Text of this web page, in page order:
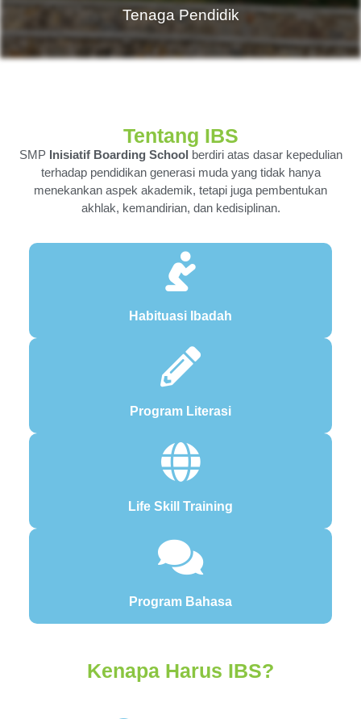
Tenaga Pendidik
Tentang IBS
SMP Inisiatif Boarding School berdiri atas dasar kepedulian
terhadap pendidikan generasi muda yang tidak hanya
menekankan aspek akademik, tetapi juga pembentukan
akhlak, kemandirian, dan kedisiplinan.
Habituasi Ibadah
Program Literasi
Life Skill Training
Program Bahasa
Kenapa Harus IBS?